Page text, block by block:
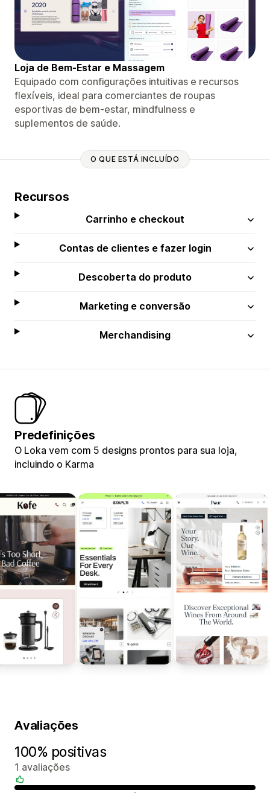
Loja de Bem-Estar e Massagem
Equipado com configurações intuitivas e recursos
flexíveis, ideal para comerciantes de roupas
esportivas de bem-estar, mindfulness e
suplementos de saúde.
O QUE ESTÁ INCLUÍDO
Recursos
Carrinho e checkout
Contas de clientes e fazer login
Descoberta do produto
Marketing e conversão
Merchandising
Predefinições
O Loka vem com 5 designs prontos para sua loja,
incluindo o Karma
Avaliações
100% positivas
1 avaliações